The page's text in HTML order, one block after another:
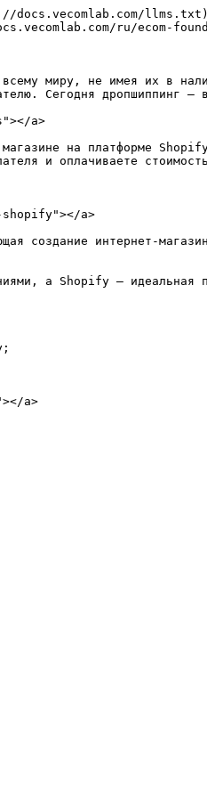
ru/ecom-
миру, не имея их в
Сегодня дропшиппинг —
a>
на платформе
и оплачиваете
a>
создание интернет-
а Shopify — идеальная
a>